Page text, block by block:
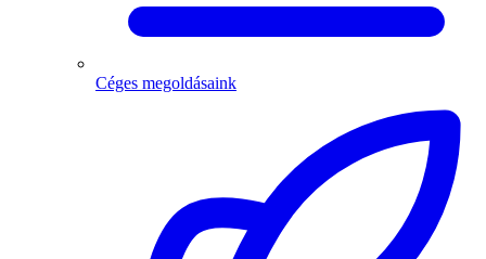
Céges megoldásaink